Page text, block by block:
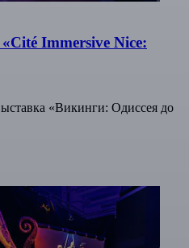
Immersive Nice:
«Викинги: Одиссея до